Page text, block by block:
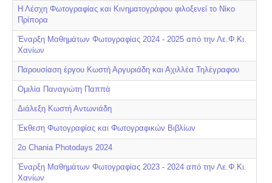
Η Λέσχη Φωτογραφίας και Κινηματογράφου φιλοξενεί το Νίκο
Πρίπορα
Έναρξη Μαθημάτων Φωτογραφίας 2024 - 2025 από την Λε.Φ.Κι.
Χανίων
Παρουσίαση έργου Κωστή Αργυριάδη και Αχιλλέα Τηλέγραφου
Ομιλία Παναγιώτη Παππά
Διάλεξη Κωστή Αντωνιάδη
Έκθεση Φωτογραφίας και Φωτογραφικών Βιβλίων
2ο Chania Photodays 2024
Έναρξη Μαθημάτων Φωτογραφίας 2023 - 2024 από την Λε.Φ.Κι.
Χανίων